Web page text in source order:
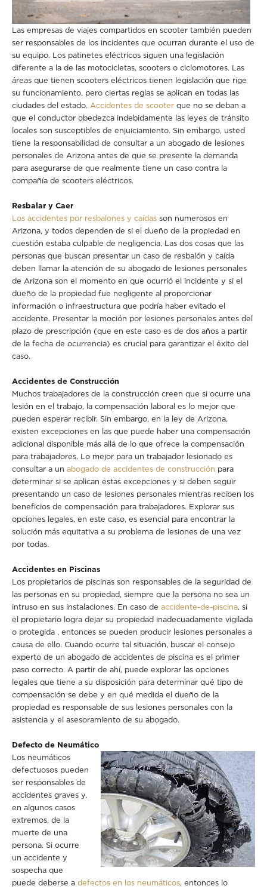
Las empresas de viajes compartidos en scooter también pueden
ser responsables de los incidentes que ocurran durante el uso de
su equipo. Los patinetes eléctricos siguen una legislación
diferente a la de las motocicletas, scooters o ciclomotores. Las
áreas que tienen scooters eléctricos tienen legislación que rige
su funcionamiento, pero ciertas reglas se aplican en todas las
ciudades del estado. Accidentes de scooter que no se deban a
que el conductor obedezca indebidamente las leyes de tránsito
locales son susceptibles de enjuiciamiento. Sin embargo, usted
tiene la responsabilidad de consultar a un abogado de lesiones
personales de Arizona antes de que se presente la demanda
para asegurarse de que realmente tiene un caso contra la
compañía de scooters eléctricos.
Resbalar y Caer
Los accidentes por resbalones y caídas son numerosos en
Arizona, y todos dependen de si el dueño de la propiedad en
cuestión estaba culpable de negligencia. Las dos cosas que las
personas que buscan presentar un caso de resbalón y caída
deben llamar la atención de su abogado de lesiones personales
de Arizona son el momento en que ocurrió el incidente y si el
dueño de la propiedad fue negligente al proporcionar
información o infraestructura que podría haber evitado el
accidente. Presentar la moción por lesiones personales antes del
plazo de prescripción (que en este caso es de dos años a partir
de la fecha de ocurrencia) es crucial para garantizar el éxito del
caso.
Accidentes de Construcción
Muchos trabajadores de la construcción creen que si ocurre una
lesión en el trabajo, la compensación laboral es lo mejor que
pueden esperar recibir. Sin embargo, en la ley de Arizona,
existen excepciones en las que puede haber una compensación
adicional disponible más allá de lo que ofrece la compensación
para trabajadores. Lo mejor para un trabajador lesionado es
consultar a un abogado de accidentes de construcción para
determinar si se aplican estas excepciones y si deben seguir
presentando un caso de lesiones personales mientras reciben los
beneficios de compensación para trabajadores. Explorar sus
opciones legales, en este caso, es esencial para encontrar la
solución más equitativa a su problema de lesiones de una vez
por todas.
Accidentes en Piscinas
Los propietarios de piscinas son responsables de la seguridad de
las personas en su propiedad, siempre que la persona no sea un
intruso en sus instalaciones. En caso de accidente-de-piscina , si
el propietario logra dejar su propiedad inadecuadamente vigilada
o protegida , entonces se pueden producir lesiones personales a
causa de ello. Cuando ocurre tal situación, buscar el consejo
experto de un abogado de accidentes de piscina es el primer
paso correcto. A partir de ahí, puede explorar las opciones
legales que tiene a su disposición para determinar qué tipo de
compensación se debe y en qué medida el dueño de la
propiedad es responsable de sus lesiones personales con la
asistencia y el asesoramiento de su abogado.
Defecto de Neumático
Los neumáticos
defectuosos pueden
ser responsables de
accidentes graves y,
en algunos casos
extremos, de la
muerte de una
persona. Si ocurre
un accidente y
sospecha que
puede deberse a defectos en los neumáticos , entonces lo